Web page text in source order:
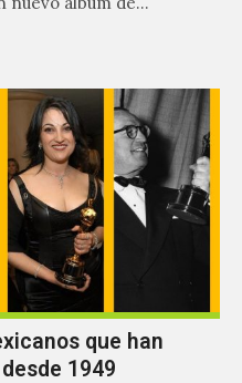
que han
1949